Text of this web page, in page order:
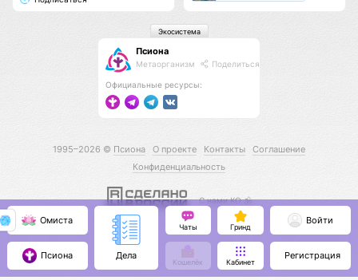
Псиона
Метаорганизм Поделиться
Официальные ресурсы:
Экосистема
1995–2026 © Псиона О проекте Контакты
Соглашение
Конфиденциальность
С нами КО 🕉️
Омиста
Псиона Дела
Чаты Гринд
Кошелёк Кабинет
Войти
Регистрация